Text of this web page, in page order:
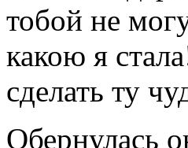
тобой не
какою я
сделать ту
Обернулась